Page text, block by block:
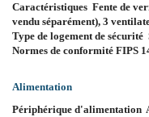
Caractéristiques Fente de
vendu séparément), 3
Type de logement de
Normes de conformité FIPS
Alimentation
Périphérique d'alimentation